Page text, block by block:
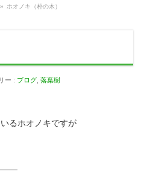
» ホオノキ（朴の木）
ー : ブログ ,落葉樹
るホオノキですが